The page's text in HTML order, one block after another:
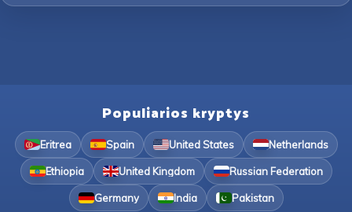
Populiarios kryptys
Eritrea Spain United States Netherlands
Ethiopia United Kingdom Russian Federation
Germany India Pakistan